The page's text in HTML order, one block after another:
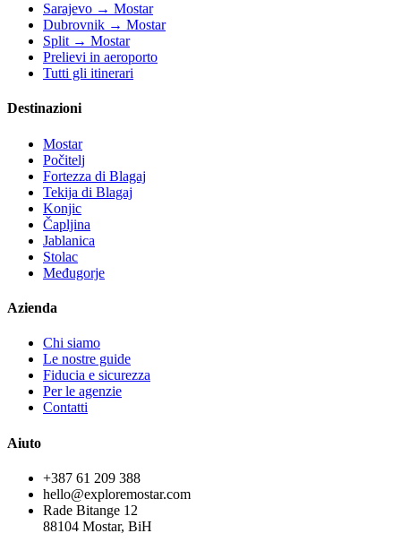
Sarajevo → Mostar
Dubrovnik → Mostar
Split → Mostar
Prelievi in aeroporto
Tutti gli itinerari
Destinazioni
Mostar
Počitelj
Fortezza di Blagaj
Tekija di Blagaj
Konjic
Čapljina
Jablanica
Stolac
Međugorje
Azienda
Chi siamo
Le nostre guide
Fiducia e sicurezza
Per le agenzie
Contatti
Aiuto
+387 61 209 388
hello@exploremostar.com
Rade Bitange 12
88104 Mostar, BiH